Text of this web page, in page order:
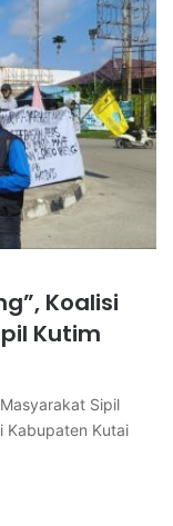
Koalisi
Kutim
Sipil
Kabupaten Kutai